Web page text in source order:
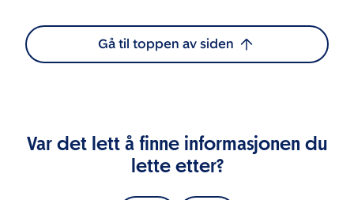
Gå til toppen av siden
Var det lett å finne informasjonen du
lette etter?